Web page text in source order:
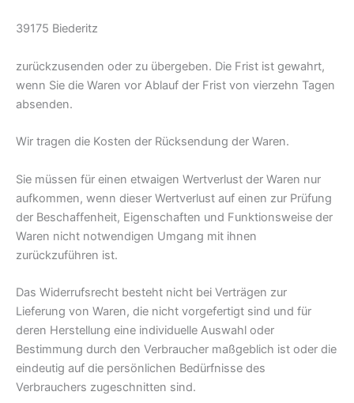
39175 Biederitz
zurückzusenden oder zu übergeben. Die Frist ist gewahrt,
wenn Sie die Waren vor Ablauf der Frist von vierzehn Tagen
absenden.
Wir tragen die Kosten der Rücksendung der Waren.
Sie müssen für einen etwaigen Wertverlust der Waren nur
aufkommen, wenn dieser Wertverlust auf einen zur Prüfung
der Beschaffenheit, Eigenschaften und Funktionsweise der
Waren nicht notwendigen Umgang mit ihnen
zurückzuführen ist.
Das Widerrufsrecht besteht nicht bei Verträgen zur
Lieferung von Waren, die nicht vorgefertigt sind und für
deren Herstellung eine individuelle Auswahl oder
Bestimmung durch den Verbraucher maßgeblich ist oder die
eindeutig auf die persönlichen Bedürfnisse des
Verbrauchers zugeschnitten sind.